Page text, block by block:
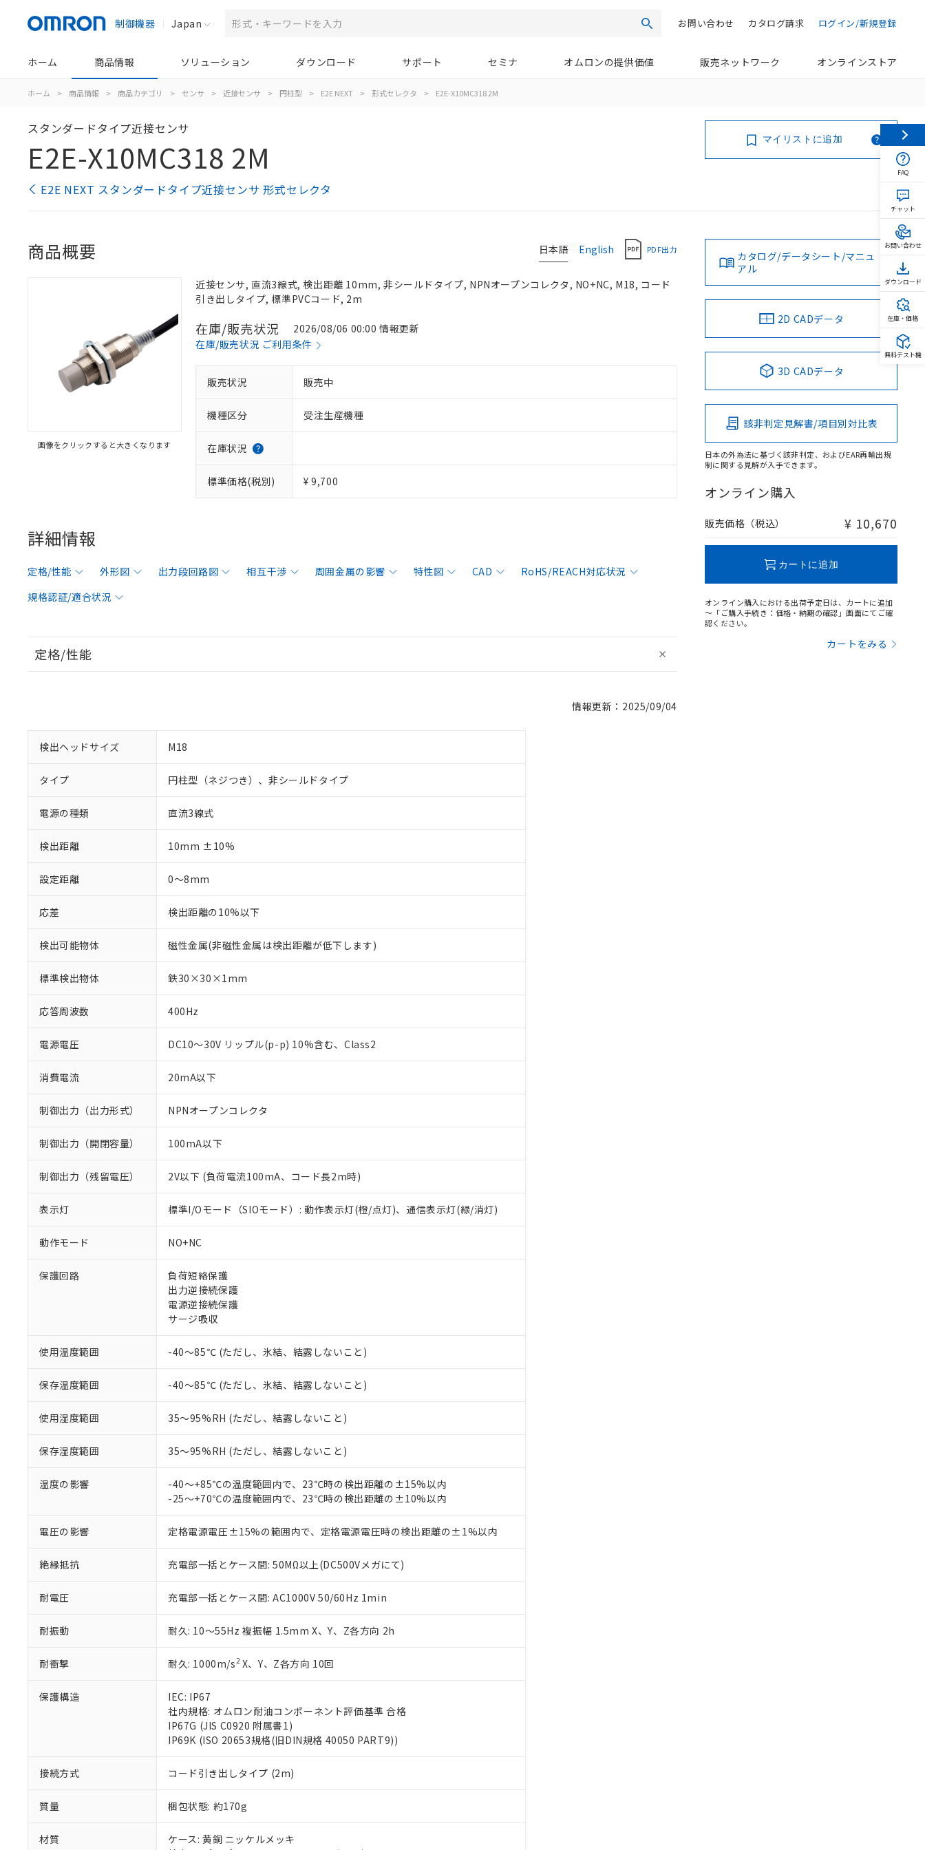
制御機器 Japan 検索 ログイン/新規登録
カタログ請求
お問い合わせ
ホーム 商品情報 ソリューション ダウンロード サポート セミナ オムロンの提供価値 販売ネットワーク オンラインストア
ホーム > 商品情報 > 商品カテゴリ > センサ > 近接センサ > 円柱型 > E2E NEXT > 形式セレクタ > E2E-X10MC318 2M
スタンダードタイプ近接センサ
E2E-X10MC318 2M
E2E NEXT スタンダードタイプ近接センサ 形式セレクタ
マイリストに追加
日本語 English PDF出力
商品概要
画像をクリックすると大きくなります
近接センサ, 直流3線式, 検出距離 10mm, 非シールドタイプ, NPNオープンコレクタ, NO+NC, M18, コード
引き出しタイプ, 標準PVCコード, 2m
在庫/販売状況
2026/08/06 00:00 情報更新
在庫/販売状況 ご利用条件
販売状況 販売中
機種区分 受注生産機種
在庫状況
標準価格(税別) ¥ 9,700
詳細情報
定格/性能 外形図 出力段回路図 相互干渉 周囲金属の影響 特性図 CAD
RoHS/REACH対応状況
規格認証/適合状況
定格/性能
情報更新：2025/09/04
検出ヘッドサイズ M18
タイプ 円柱型（ネジつき）、非シールドタイプ
電源の種類 直流3線式
検出距離 10mm ±10%
設定距離 0～8mm
応差 検出距離の10%以下
検出可能物体 磁性金属(非磁性金属は検出距離が低下します)
標準検出物体 鉄30×30×1mm
応答周波数 400Hz
電源電圧 DC10～30V リップル(p-p) 10%含む、Class2
消費電流 20mA以下
制御出力（出力形式） NPNオープンコレクタ
制御出力（開閉容量） 100mA以下
制御出力（残留電圧） 2V以下 (負荷電流100mA、コード長2m時)
表示灯 標準I/Oモード（SIOモード）: 動作表示灯(橙/点灯)、通信表示灯(緑/消灯)
動作モード NO+NC
保護回路
負荷短絡保護
出力逆接続保護
電源逆接続保護
サージ吸収
使用温度範囲 -40～85℃ (ただし、氷結、結露しないこと)
保存温度範囲 -40～85℃ (ただし、氷結、結露しないこと)
使用湿度範囲 35～95%RH (ただし、結露しないこと)
保存湿度範囲 35～95%RH (ただし、結露しないこと)
温度の影響
-40～+85℃の温度範囲内で、23℃時の検出距離の±15%以内
-25～+70℃の温度範囲内で、23℃時の検出距離の±10%以内
電圧の影響 定格電源電圧±15%の範囲内で、定格電源電圧時の検出距離の±1%以内
絶縁抵抗 充電部一括とケース間: 50MΩ以上(DC500Vメガにて)
耐電圧 充電部一括とケース間: AC1000V 50/60Hz 1min
耐振動 耐久: 10～55Hz 複振幅 1.5mm X、Y、Z各方向 2h
耐衝撃 耐久: 1000m/s2X、Y、Z各方向 10回
保護構造
IEC: IP67
社内規格: オムロン耐油コンポーネント評価基準 合格
IP67G (JIS C0920 附属書1)
IP69K (ISO 20653規格(旧DIN規格 40050 PART9))
接続方式 コード引き出しタイプ (2m)
質量 梱包状態: 約170g
材質
ケース: 黄銅 ニッケルメッキ
カタログ/データシート/マニュ
アル
2D CADデータ
3D CADデータ
該非判定見解書/項目別対比表
日本の外為法に基づく該非判定、およびEAR再輸出規
制に関する見解が入手できます。
オンライン購入
販売価格（税込） ¥ 10,670
カートに追加
オンライン購入における出荷予定日は、カートに追加
～「ご購入手続き：価格・納期の確認」画面にてご確
認ください。
カートをみる
ご利用条件
以下の条件をお読みいただき、同意のうえご利用ください。
当社制御機器事業取扱商品の中には、本サービスの対象外となる商品もあることをご了承ください。
在庫状況および標準価格照会結果は、記載している更新日時点での社内データに基づき作成されるも
のであり、閲覧された時点での実際の在庫および標準価格とは異なる場合があることをご了承くださ
い。
正式な納期状況および標準価格はお客様のお取引先、またはお客様担当のオムロン制御機器販売店・
オムロン制御機器販売店や当社販売拠点は「
在庫状況および標準価格結果を当社の事前の承諾なく第三者に漏洩または開示しないようお願いしま
す。
マイパーツ機能（部品リスト作成サービス）をご利用いただくには、I-Webメンバーズにご登録され
ている必要があります。
お客様が当ウェブサイト上で当社にご登録された部品リストについて、当社および当社の共同利用者
が、当社の製品・サービスに関するお客様との取引・商談に必要な範囲で利用することをご了承くだ
さい。
※当社の共同利用者とは、"個人情報の共同利用に関して"
いる法人を指します。
※1 対応状況
対応済み：EU RoHS指令（10物質）の非含有に対応した製品が提供可能な商品です。
対応予定：EU RoHS指令（10物質）の非含有に対応した製品に切り替える予定のある商品です。
調査・確認中：EU RoHS指令（10物質）の非含有の対応状況を調査中または確認中の商品です。
非該当品：ライセンス料など無形物で、有害物質有無と関係のない商品です。
仕入先様の事情により、非含有部品としていたものが、含有品と判明した場合などやむを得ず変更すること
があります。
鉛(Pb) 1000ppm以下、 水銀(Hg) 1000ppm以下、 カドミウム(Cd) 100ppm以下、
六価クロム(Cr(Ⅵ)) 1000ppm以下、ポリ臭化ビフェニル類(PBB) 1000ppm以下、ポリ臭化ジフェニルエーテル類(PBDE) 1000ppm以下、
フタル酸ビス(2-エチルヘキシル) (DEHP)(別名：DOP) 1000ppm以下、フタル酸ブチルベンジル（BBP） 1000ppm以下、フタル酸ジブチ
ル（DBP） 1000ppm以下、フタル酸ジイソブチル (DIBP) 1000ppm以下
但し、RoHS指令で産業用監視および制御機器に対する適用除外項目は除く。
フタル酸エステル類の４物質については閾値を超える意図的な使用がないことを確認しています。
※2 対応予定月
部品在庫の切り替え状況などにより、予定月が前後することがあります。
※3 非含有証明書ダウンロード
下記の非含有証明書をダウンロードすることができます。
※本証明書は発行日時点で非含有を証明するもので、過去に遡って非含有を証明するものではありません。
また、RoHS指令のフタル酸エステル類４物質の対応では、対応完了までの期間は出荷製品に未対応品が
混在することから備考欄に対応日を記載しておりました。
既に当社にて対応品への在庫切替を完了していることから、特段のことがない限り、2022年1月12日よ
り割愛しております。
※1 中国RoHS○×表
「○」：最大均質材料含有率が中国RoHSの基準値以下であることを示します。
「－」：未確認です。当社販売部門へお問い合わせください。
*中国RoHS10物質の基準値 (GB/T26572)：
Cr(Ⅵ)(六価クロム) : 1000ppm、 PBBs(ポリ臭化ビフェニル類) : 1000ppm、 PBDEs(ポリ臭化ジフェニルエーテル類) : 1000ppm、
※2 環境保護使用期限
「ｅ」：有害物質（10物質）のすべてが基準値以下であることを示します。
「10」：通常の使用状況下において有害物質が外部に漏えいし、環境に深刻な影響を及ぼさない年数を意
味します。
「－」：未確認です。当社販売部門へお問い合わせください。
などの必要な手続きをとります。
当社は規制貨物を破棄する場合は、完全に破砕するなど、違法に輸出されないよう必要な手段を講じ
ます。
当社は貴社製品を、核兵器、ミサイル、化学兵器、生物兵器またはその他武器並びにこれらの製造装
置等に一切使用いたしません。
また当社は、販売先および販売に係わる関係者が違法に輸出するおそれがある場合は、取り引きをい
たしません。
合意する
記
説明
機器販売店・当社販売員にご確認ください)
白
FAQ
チャット
お問い合わせ
ダウンロード
在庫・価格
無料テスト機